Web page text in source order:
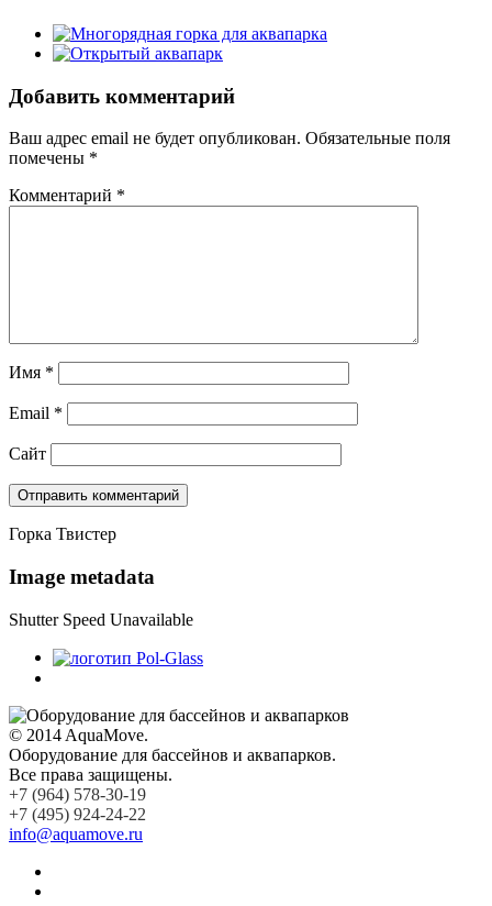
Добавить комментарий
Ваш адрес email не будет опубликован. Обязательные поля
помечены *
Комментарий *
Имя *
Email *
Сайт
Горка Твистер
Image metadata
Shutter Speed Unavailable
© 2014 AquaMove.
Оборудование для бассейнов и аквапарков.
Все права защищены.
+7 (964) 578-30-19
+7 (495) 924-24-22
info@aquamove.ru